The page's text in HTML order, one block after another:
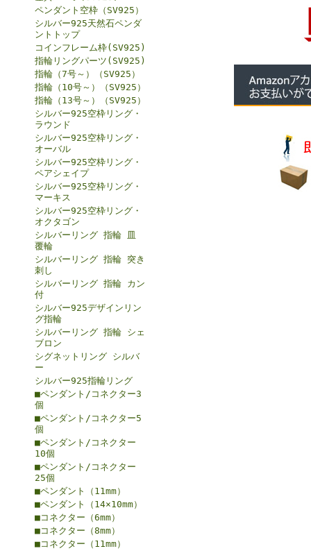
ペンダント空枠（SV925）
シルバー925天然石ペンダ
ントトップ
コインフレーム枠(SV925)
指輪リングパーツ(SV925)
指輪（7号～）（SV925）
指輪（10号～）（SV925）
指輪（13号～）（SV925）
シルバー925空枠リング・
ラウンド
シルバー925空枠リング・
オーバル
シルバー925空枠リング・
ペアシェイプ
シルバー925空枠リング・
マーキス
シルバー925空枠リング・
オクタゴン
シルバーリング 指輪 皿
覆輪
シルバーリング 指輪 突き
刺し
シルバーリング 指輪 カン
付
シルバー925デザインリン
グ指輪
シルバーリング 指輪 シェ
ブロン
シグネットリング シルバ
ー
シルバー925指輪リング
■ペンダント/コネクター3
個
■ペンダント/コネクター5
個
■ペンダント/コネクター
10個
■ペンダント/コネクター
25個
■ペンダント（11mm）
■ペンダント（14×10mm）
■コネクター（6mm）
■コネクター（8mm）
■コネクター（11mm）